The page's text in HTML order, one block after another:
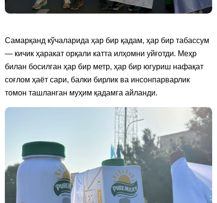
Самарқанд кўчаларида ҳар бир қадам, ҳар бир табассум
— кичик ҳаракат орқали катта илҳомни уйғотди. Меҳр
билан босилган ҳар бир метр, ҳар бир югуриш нафақат
соғлом ҳаёт сари, балки бирлик ва инсонпарварлик
томон ташланган муҳим қадамга айланди.